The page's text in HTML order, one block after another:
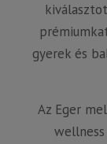
gyerek és
Az Eger